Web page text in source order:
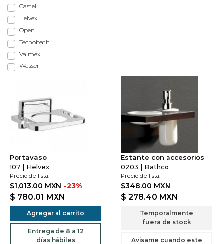
Castel
Helvex
Open
Tecnobath
Valmex
Wasser
Portavaso
107 | Helvex
Precio de lista:
$1,013.00 MXN -23%
$ 780.01 MXN
Agregar al carrito
Entrega de 8 a 12
días hábiles
Estante con accesorios
0203 | Bathco
Precio de lista:
$348.00 MXN
$ 278.40 MXN
Temporalmente
fuera de stock
Avisame cuando este